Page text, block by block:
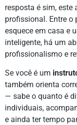
resposta é sim,
profissional. Entre o
esquece em casa e
inteligente, há um
profissionalismo e
Se você é um
também orienta
— sabe o quanto é
individuais,
e ainda ter tempo